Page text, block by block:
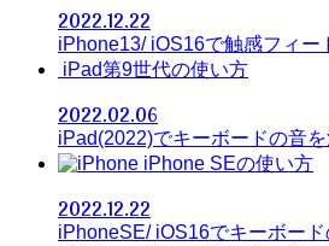
2022.12.22
iPhone13/ iOS16で触感フィー
iPad第9世代の使い方
2022.02.06
iPad(2022)でキーボードの音
iPhone SEの使い方
2022.12.22
iPhoneSE/ iOS16でキーボー